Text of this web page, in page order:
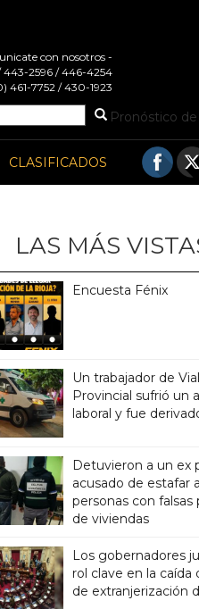
con nosotros -
443-2596 / 446-4254
461-7752 / 430-1923
Pronóstico
CLASIFICADOS
LAS MÁS
Encuesta Fénix
Un trabajador de
Provincial sufrió un
laboral y fue
Detuvieron a un ex
acusado de estafar
personas con falsas
de viviendas
Los gobernadores
rol clave en la caída
de extranjerización